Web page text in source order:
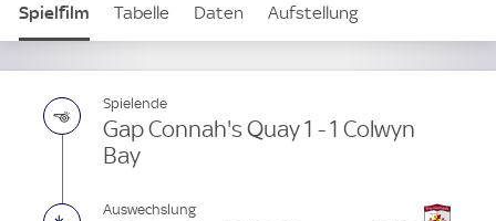
u
t
Spielfilm Tabelle Daten Aufstellung
Spielende
Gap Connah's Quay 1 - 1 Colwyn
Bay
Auswechslung